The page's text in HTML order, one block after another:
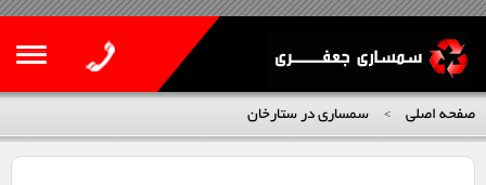
صفحه اصلی > سمساری در ستارخان